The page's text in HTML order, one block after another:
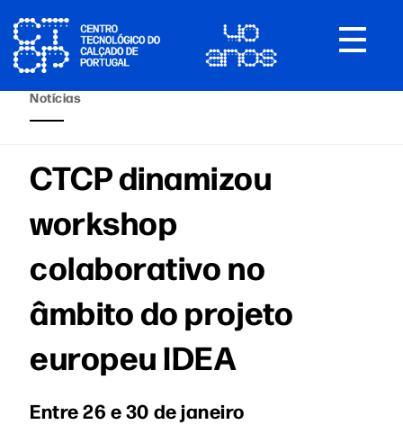
Toggle
Notícias
CTCP dinamizou
workshop
colaborativo no
âmbito do projeto
europeu IDEA
Entre 26 e 30 de janeiro